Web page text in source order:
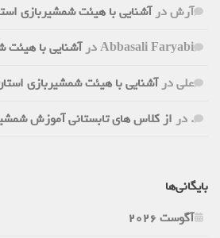
آرشدرآشنایی با هیئت شمشیربازی
Abbasali Faryabiدرآشنایی با هیئت
علیدرآشنایی با هیئت شمشیربازی
. در از کلاس های تابستانی آموزش
بایگانی‌ها
آگوست 2026